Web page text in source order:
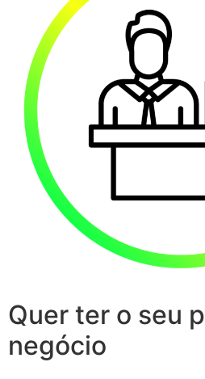
Quer ter o seu
negócio